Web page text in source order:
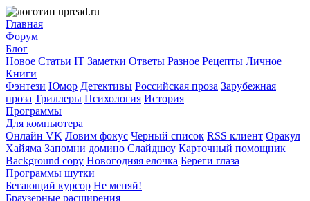
Главная
Форум
Блог
Новое Статьи IT Заметки Ответы Разное Рецепты Личное
Книги
Фэнтези Юмор Детективы Российская проза Зарубежная
проза Триллеры Психология История
Программы
Для компьютера
Онлайн VK Ловим фокус Черный список RSS клиент Оракул
Хайяма Запомни домино Слайдшоу Карточный помощник
Background copy Новогодняя елочка Береги глаза
Программы шутки
Бегающий курсор Не меняй!
Браузерные расширения